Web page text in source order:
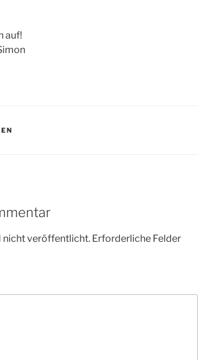
auf!
nicht veröffentlicht. Erforderliche Felder